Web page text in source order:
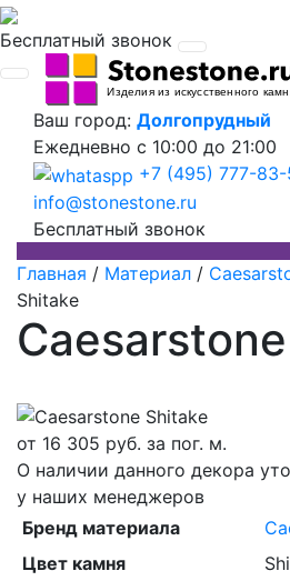
Бесплатный звонок
Ваш город: Долгопрудный
Ежедневно с 10:00 до 21:00
+7 (495) 777-83-
info@stonestone.ru
Бесплатный звонок
Главная / Материал /
Shitake
от 16 305 руб. за пог. м.
О наличии данного декора
у наших менеджеров
Бренд материала
Цвет камня